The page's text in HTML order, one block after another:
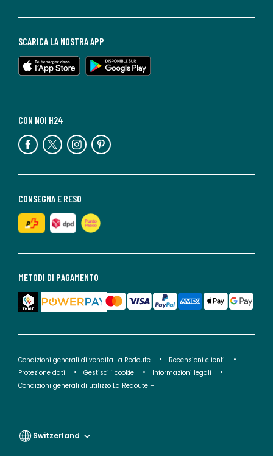
METODI DI PAGAMENTO
CONSEGNA E RESO
CON NOI H24
SCARICA LA NOSTRA APP
Condizioni generali di vendita La Redoute
Recensioni clienti
Protezione dati
Gestisci i cookie
Informazioni legali
Condizioni generali di utilizzo La Redoute +
Switzerland